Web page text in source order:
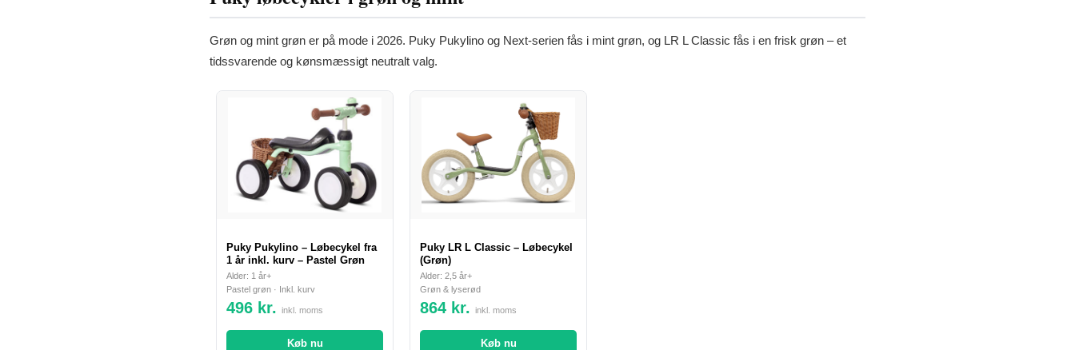
Grøn og mint grøn er på mode i 2026. Puky Pukylino og Next-serien fås i mint grøn, og LR L Classic fås i en frisk grøn – et
tidssvarende og kønsmæssigt neutralt valg.
Puky Pukylino – Løbecykel fra
1 år inkl. kurv – Pastel Grøn
Alder: 1 år+
Pastel grøn · Inkl. kurv
496 kr. inkl. moms
Køb nu
Puky LR L Classic – Løbecykel
(Grøn)
Alder: 2,5 år+
Grøn & lyserød
864 kr. inkl. moms
Køb nu